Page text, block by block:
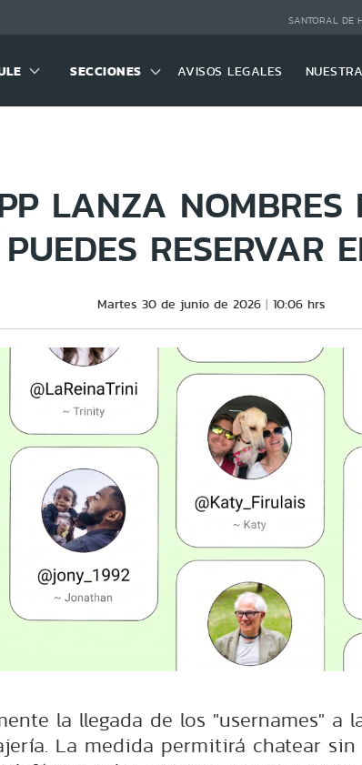
SANTORAL DE
SECCIONES AVISOS LEGALES
LANZA NOMBRES
RESERVAR
Martes 30 de junio de 2026 10:06 hrs
la llegada de los "usernames" a
La medida permitirá chatear sin